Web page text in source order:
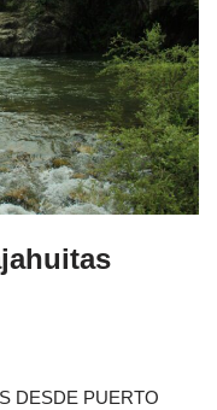
DESDE PUERTO